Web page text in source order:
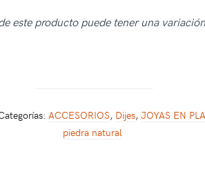
este producto puede tener una
ACCESORIOS, Dijes, JOYAS EN
piedra natural